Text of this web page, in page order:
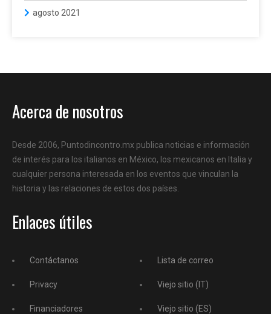
agosto 2021
Acerca de nosotros
Desde 2006, Puntodincontro.mx publica noticias e información
de interés para los italianos en México, los mexicanos en Italia y
cualquier persona interesada en los eventos que vinculan la
historia y las relaciones de estos dos países.
Enlaces útiles
Contáctanos
Privacy
Financiadores
Lista de correo
Viejo sitio (IT)
Viejo sitio (ES)